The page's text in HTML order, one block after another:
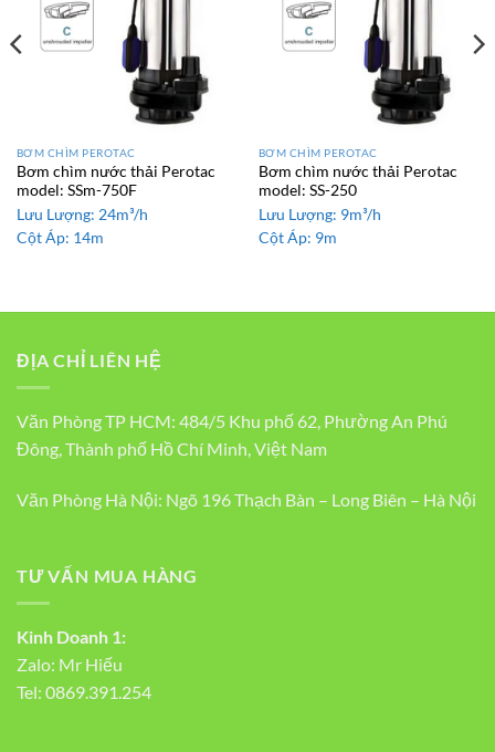
BƠM CHÌM PEROTAC
Bơm chìm nước thải Perotac
model: SSm-750F
Lưu Lượng: 24m³/h
Cột Áp: 14m
BƠM CHÌM PEROTAC
Bơm chìm nước thải Perotac
model: SS-250
Lưu Lượng: 9m³/h
Cột Áp: 9m
ĐỊA CHỈ LIÊN HỆ
Văn Phòng TP HCM: 484/5 Khu phố 62, Phường An Phú
Đông, Thành phố Hồ Chí Minh, Việt Nam
Văn Phòng Hà Nội: Ngõ 196 Thạch Bàn – Long Biên – Hà Nội
TƯ VẤN MUA HÀNG
Kinh Doanh 1:
Zalo: Mr Hiếu
Tel: 0869.391.254